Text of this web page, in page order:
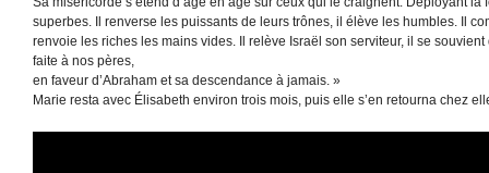
superbes. Il renverse les puissants de leurs trônes, il élève les humbles. Il
renvoie les riches les mains vides. Il relève Israël son serviteur, il se
faite à nos pères,
en faveur d’Abraham et sa descendance à jamais. »
Marie resta avec Élisabeth environ trois mois, puis elle s’en retourna chez